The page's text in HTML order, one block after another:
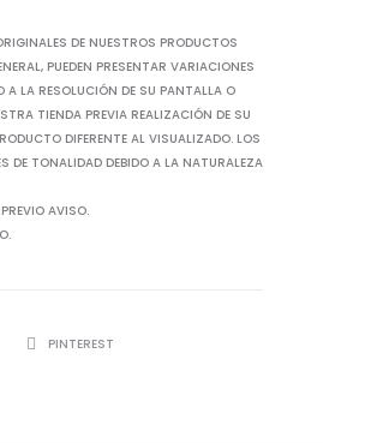
DE NUESTROS PRODUCTOS
PUEDEN PRESENTAR VARIACIONES
A LA RESOLUCIÓN DE SU PANTALLA O
TIENDA PREVIA REALIZACIÓN DE SU
DIFERENTE AL VISUALIZADO. LOS
DE TONALIDAD DEBIDO A LA NATURALEZA
AVISO.
PINTEREST